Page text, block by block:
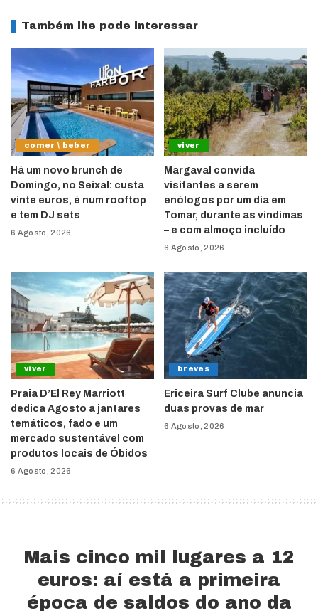
Também lhe pode interessar
comer \ beber
Há um novo brunch de
Domingo, no Seixal: custa
vinte euros, é num rooftop
e tem DJ sets
6 Agosto, 2026
viver
Margaval convida
visitantes a serem
enólogos por um dia em
Tomar, durante as vindimas
– e com almoço incluído
6 Agosto, 2026
viver
Praia D’El Rey Marriott
dedica Agosto a jantares
temáticos, fado e um
mercado sustentável com
produtos locais de Óbidos
6 Agosto, 2026
breves
Ericeira Surf Clube anuncia
duas provas de mar
6 Agosto, 2026
Mais cinco mil lugares a 12
euros: aí está a primeira
época de saldos do ano da